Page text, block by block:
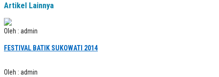
Artikel Lainnya
Oleh : admin
FESTIVAL BATIK SUKOWATI 2014
Oleh : admin